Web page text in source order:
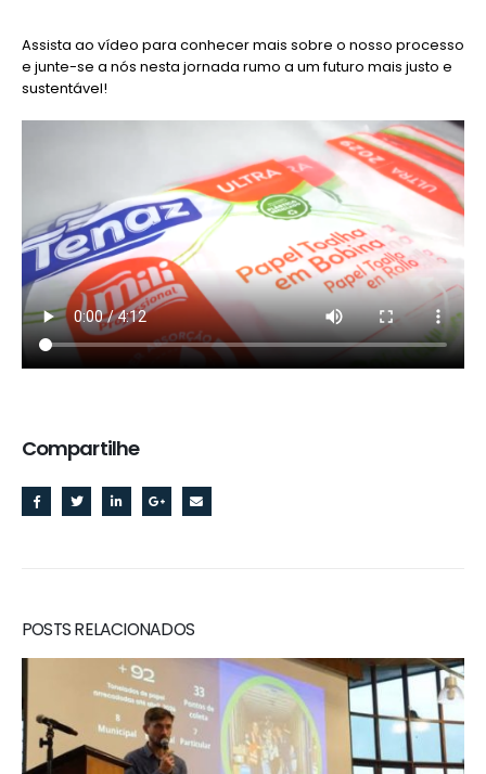
Assista ao vídeo para conhecer mais sobre o nosso processo
e junte-se a nós nesta jornada rumo a um futuro mais justo e
sustentável!
Compartilhe
RELATEDPOSTS